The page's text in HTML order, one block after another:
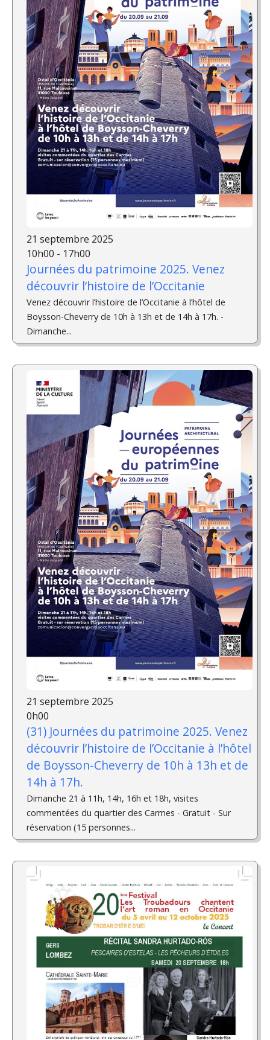
21 septembre 2025
10h00 - 17h00
Journées du patrimoine 2025. Venez
découvrir l’histoire de l’Occitanie
Venez découvrir l’histoire de l’Occitanie à l’hôtel de
Boysson-Cheverry de 10h à 13h et de 14h à 17h. ­
Dimanche...
21 septembre 2025
0h00
(31) Journées du patrimoine 2025. Venez
découvrir l’histoire de l’Occitanie à l’hôtel
de Boysson-Cheverry de 10h à 13h et de
14h à 17h.
Dimanche 21 à 11h, 14h, 16h et 18h, visites
commentées du quartier des Carmes - Gratuit - Sur
réservation (15 personnes...